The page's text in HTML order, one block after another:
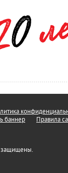
баннер Правила
защищены.